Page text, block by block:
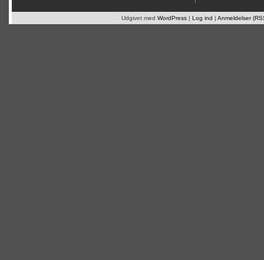
Udgivet med WordPress | Log ind | Anmeldelser